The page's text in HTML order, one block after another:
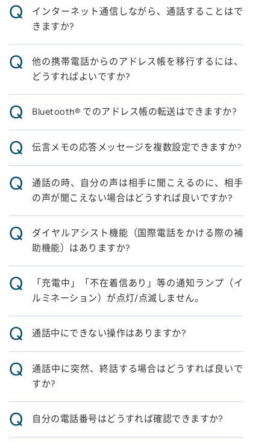
Q
インターネット通信しながら、通話することはで
きますか?
Q
他の携帯電話からのアドレス帳を移行するには、
どうすればよいですか?
Q Bluetooth® でのアドレス帳の転送はできますか?
Q 伝言メモの応答メッセージを複数設定できますか?
Q
通話の時、自分の声は相手に聞こえるのに、相手
の声が聞こえない場合はどうすれば良いですか?
Q
ダイヤルアシスト機能（国際電話をかける際の補
助機能）はありますか?
Q
「充電中」「不在着信あり」等の通知ランプ（イ
ルミネーション）が点灯/点滅しません。
Q 通話中にできない操作はありますか?
Q
通話中に突然、終話する場合はどうすれば良いで
すか?
Q 自分の電話番号はどうすれば確認できますか?